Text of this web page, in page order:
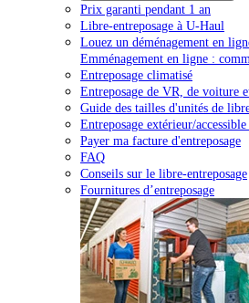
Prix garanti pendant 1 an
Libre-entreposage à U-Haul
Louez un déménagement en
Emménagement en ligne :
Entreposage climatisé
Entreposage de VR, de voiture
Guide des tailles d'unités de
Entreposage extérieur/
Payer ma facture d'entreposage
FAQ
Conseils sur le libre-entreposage
Fournitures d’entreposage